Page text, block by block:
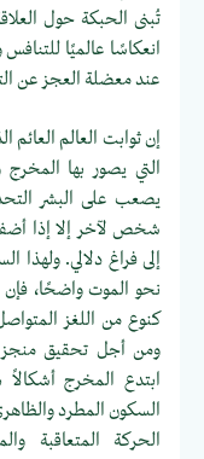
تُبنى الحبكة حول
انعكاسًا عالميًا للتنافس
عند معضلة العجز عن
إن ثوابت العالم العائم
التي يصور بها المخرج
يصعب على البشر
شخص لآخر إلا إذا
إلى فراغ دلالي. ولهذا
نحو الموت واضحًا، فإن
كنوع من اللغز
ومن أجل تحقيق منجز
ابتدع المخرج
السكون المطرد
الحركة المتعاقبة